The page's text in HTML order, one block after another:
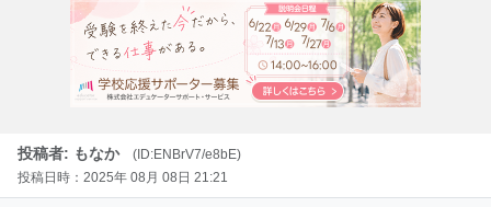
投稿者: もなか
(ID:ENBrV7/e8bE)
投稿日時：2025年 08月 08日 21:21